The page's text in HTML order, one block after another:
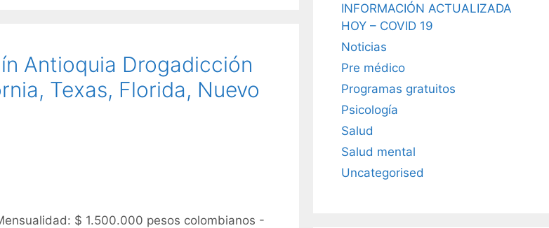
Antioquia Drogadicción
Texas, Florida, Nuevo
$ 1.500.000 pesos colombianos -
INFORMACIÓN ACTUALIZADA
HOY – COVID 19
Noticias
Pre médico
Programas gratuitos
Psicología
Salud
Salud mental
Uncategorised